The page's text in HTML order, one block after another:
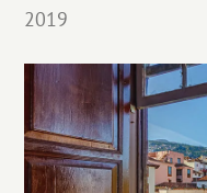
2019